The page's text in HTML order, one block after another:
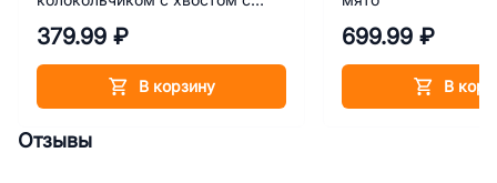
379.99 ₽
В корзину
699.99 ₽
В
Отзывы